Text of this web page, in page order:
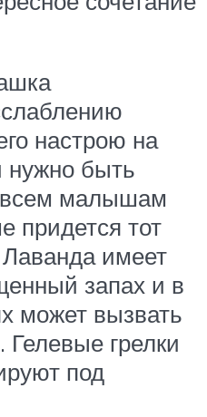
настрою на
нужно быть
малышам
придется тот
имеет
запах и в
может вызвать
грелки
под